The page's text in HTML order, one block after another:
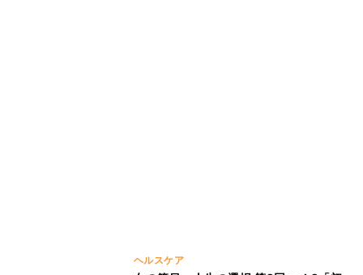
ヘルスケア